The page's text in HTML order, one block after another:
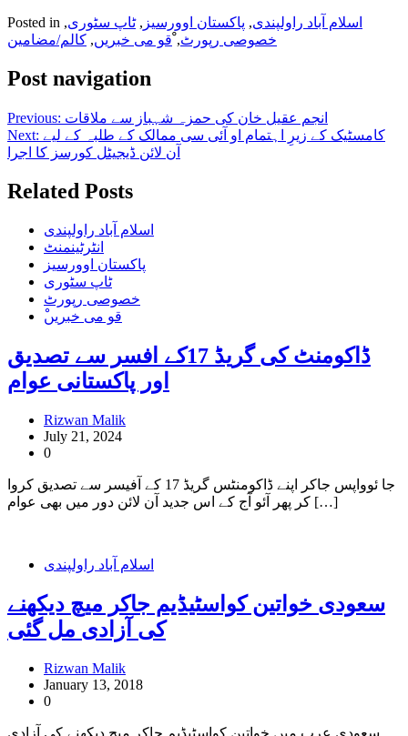
Posted in اسلام آباد راولپندی, پاکستان اوورسیز ,ٹاپ سٹوری,
خصوصی رپورٹ,ْقو می خبریں, کالم/مضامین
Post navigation
Previous: انجم عقیل خان کی حمزہ شہباز سے ملاقات
Next: کامسٹیک کے زیرِ اہتمام او آئی سی ممالک کے طلبہ کے لیے
آن لائن ڈیجیٹل کورسز کا اجرا
Related Posts
اسلام آباد راولپندی
انٹرٹینمنٹ
پاکستان اوورسیز
ٹاپ سٹوری
خصوصی رپورٹ
ْقو می خبریں
ڈاکومنٹ کی گریڈ 17کے افسر سے تصدیق
اور پاکستانی عوام
Rizwan Malik
July 21, 2024
0
جا ئوواپس جاکر اپنے ڈاکومنٹس گریڈ 17 کے آفیسر سے تصدیق کروا
کر پھر آئو آج کے اس جدید آن لائن دور میں بھی عوام […]
اسلام آباد راولپندی
سعودی خواتین کواسٹیڈیم جاکر میچ دیکھنے
کی آزادی مل گئی
Rizwan Malik
January 13, 2018
0
سعودی عرب میں خواتین کواسٹیڈیم جاکر میچ دیکھنے کی آزادی